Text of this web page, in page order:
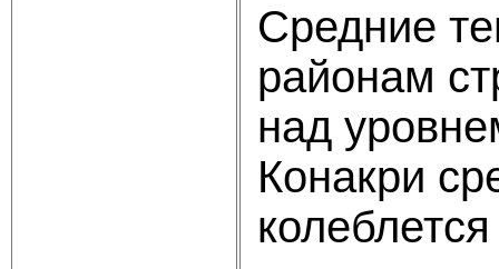
Средние
районам
над
Конакри